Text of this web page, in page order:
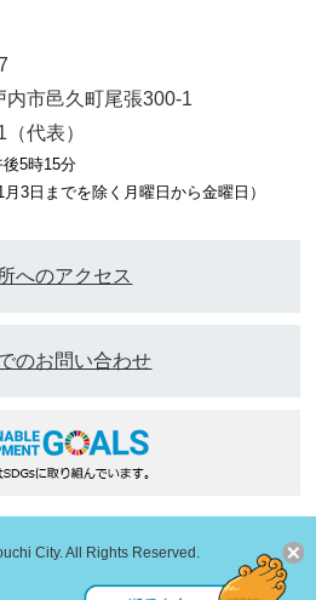
市邑久町尾張300-1
代表）
5時15分
3日までを除く月曜日から金曜日）
へのアクセス
のお問い合わせ
City. All Rights Reserved.